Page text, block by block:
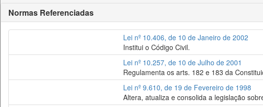
Normas Referenciadas
Lei nº 10.406, de 10 de Janeiro de 2002
Institui o Código Civil.
Lei nº 10.257, de 10 de Julho de 2001
Regulamenta os arts. 182 e 183 da
Lei nº 9.610, de 19 de Fevereiro de 1998
Altera, atualiza e consolida a legislação